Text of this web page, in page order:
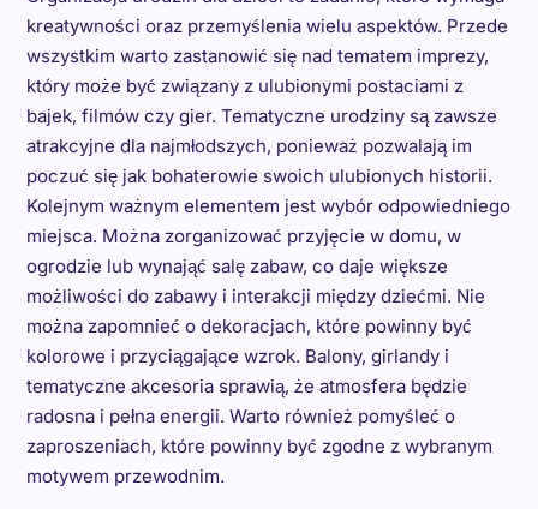
kreatywności oraz przemyślenia wielu aspektów. Przede
wszystkim warto zastanowić się nad tematem imprezy,
który może być związany z ulubionymi postaciami z
bajek, filmów czy gier. Tematyczne urodziny są zawsze
atrakcyjne dla najmłodszych, ponieważ pozwalają im
poczuć się jak bohaterowie swoich ulubionych historii.
Kolejnym ważnym elementem jest wybór odpowiedniego
miejsca. Można zorganizować przyjęcie w domu, w
ogrodzie lub wynająć salę zabaw, co daje większe
możliwości do zabawy i interakcji między dziećmi. Nie
można zapomnieć o dekoracjach, które powinny być
kolorowe i przyciągające wzrok. Balony, girlandy i
tematyczne akcesoria sprawią, że atmosfera będzie
radosna i pełna energii. Warto również pomyśleć o
zaproszeniach, które powinny być zgodne z wybranym
motywem przewodnim.